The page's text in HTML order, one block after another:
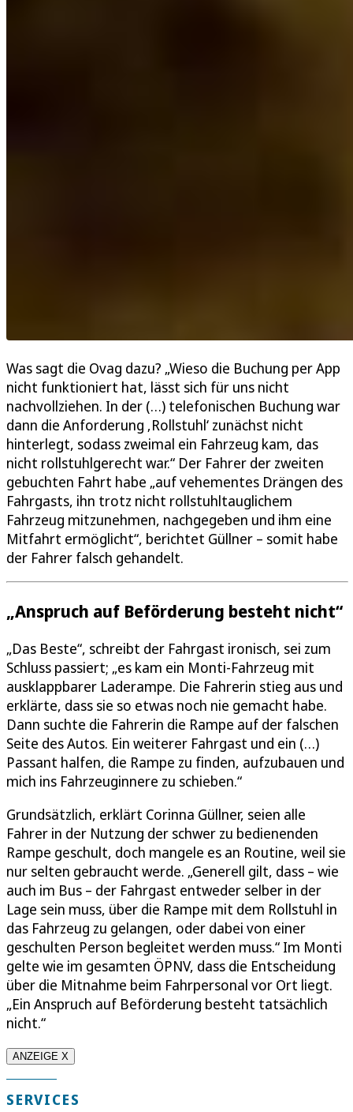
Was sagt die Ovag dazu? „Wieso die Buchung per App
nicht funktioniert hat, lässt sich für uns nicht
nachvollziehen. In der (…) telefonischen Buchung war
dann die Anforderung ‚Rollstuhl‘ zunächst nicht
hinterlegt, sodass zweimal ein Fahrzeug kam, das
nicht rollstuhlgerecht war.“ Der Fahrer der zweiten
gebuchten Fahrt habe „auf vehementes Drängen des
Fahrgasts, ihn trotz nicht rollstuhltauglichem
Fahrzeug mitzunehmen, nachgegeben und ihm eine
Mitfahrt ermöglicht“, berichtet Güllner – somit habe
der Fahrer falsch gehandelt.
„Anspruch auf Beförderung besteht nicht“
„Das Beste“, schreibt der Fahrgast ironisch, sei zum
Schluss passiert; „es kam ein Monti-Fahrzeug mit
ausklappbarer Laderampe. Die Fahrerin stieg aus und
erklärte, dass sie so etwas noch nie gemacht habe.
Dann suchte die Fahrerin die Rampe auf der falschen
Seite des Autos. Ein weiterer Fahrgast und ein (…)
Passant halfen, die Rampe zu finden, aufzubauen und
mich ins Fahrzeuginnere zu schieben.“
Grundsätzlich, erklärt Corinna Güllner, seien alle
Fahrer in der Nutzung der schwer zu bedienenden
Rampe geschult, doch mangele es an Routine, weil sie
nur selten gebraucht werde. „Generell gilt, dass – wie
auch im Bus – der Fahrgast entweder selber in der
Lage sein muss, über die Rampe mit dem Rollstuhl in
das Fahrzeug zu gelangen, oder dabei von einer
geschulten Person begleitet werden muss.“ Im Monti
gelte wie im gesamten ÖPNV, dass die Entscheidung
über die Mitnahme beim Fahrpersonal vor Ort liegt.
„Ein Anspruch auf Beförderung besteht tatsächlich
nicht.“
ANZEIGE X
SERVICES